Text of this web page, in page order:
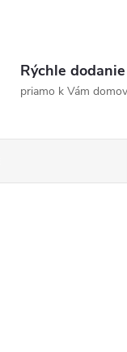
Rýchle dodanie
priamo k Vám domov